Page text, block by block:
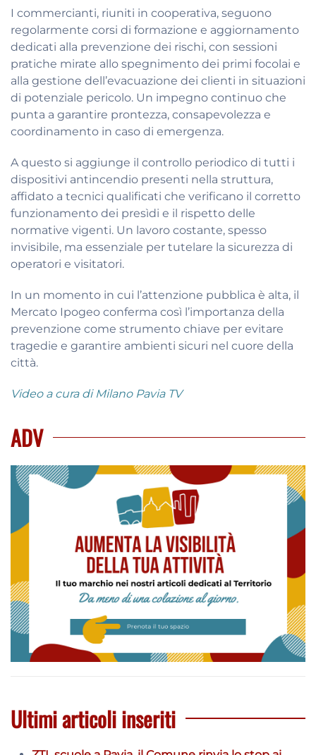
I commercianti, riuniti in cooperativa, seguono
regolarmente corsi di formazione e aggiornamento
dedicati alla prevenzione dei rischi, con sessioni
pratiche mirate allo spegnimento dei primi focolai e
alla gestione dell’evacuazione dei clienti in situazioni
di potenziale pericolo. Un impegno continuo che
punta a garantire prontezza, consapevolezza e
coordinamento in caso di emergenza.
A questo si aggiunge il controllo periodico di tutti i
dispositivi antincendio presenti nella struttura,
affidato a tecnici qualificati che verificano il corretto
funzionamento dei presìdi e il rispetto delle
normative vigenti. Un lavoro costante, spesso
invisibile, ma essenziale per tutelare la sicurezza di
operatori e visitatori.
In un momento in cui l’attenzione pubblica è alta, il
Mercato Ipogeo conferma così l’importanza della
prevenzione come strumento chiave per evitare
tragedie e garantire ambienti sicuri nel cuore della
città.
Video a cura di Milano Pavia TV
ADV
Ultimi articoli inseriti